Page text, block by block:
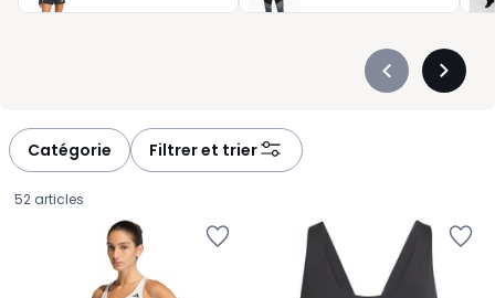
Précédent
Catégorie Filtrer et trier
52 articles